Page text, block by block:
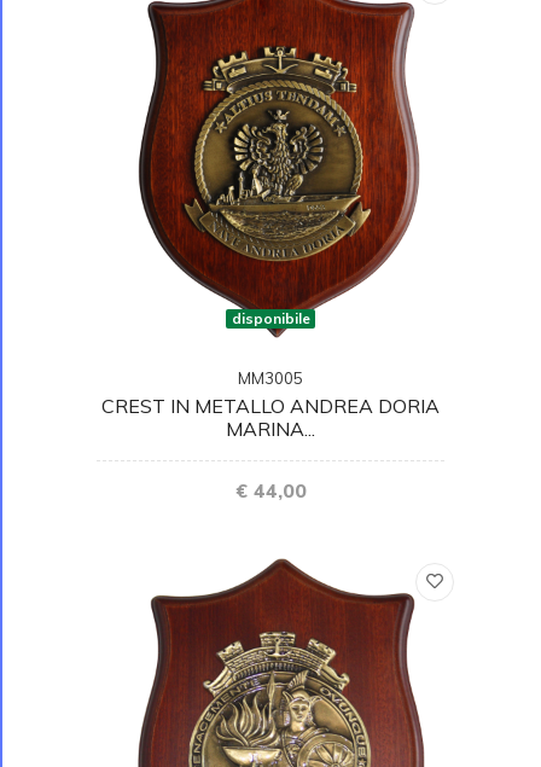
disponibile
MM3005
CREST IN METALLO ANDREA DORIA
MARINA...
€ 44,00